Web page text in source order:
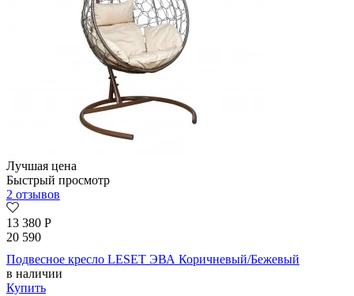
Лучшая цена
Быстрый просмотр
2 отзывов
13 380 Р
20 590
Подвесное кресло LESET ЭВА Коричневый/Бежевый
в наличии
Купить